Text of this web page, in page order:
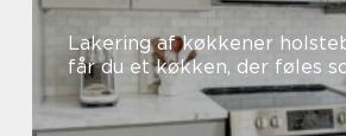
Lakering af køkkener holstebro
får du et køkken, der føles